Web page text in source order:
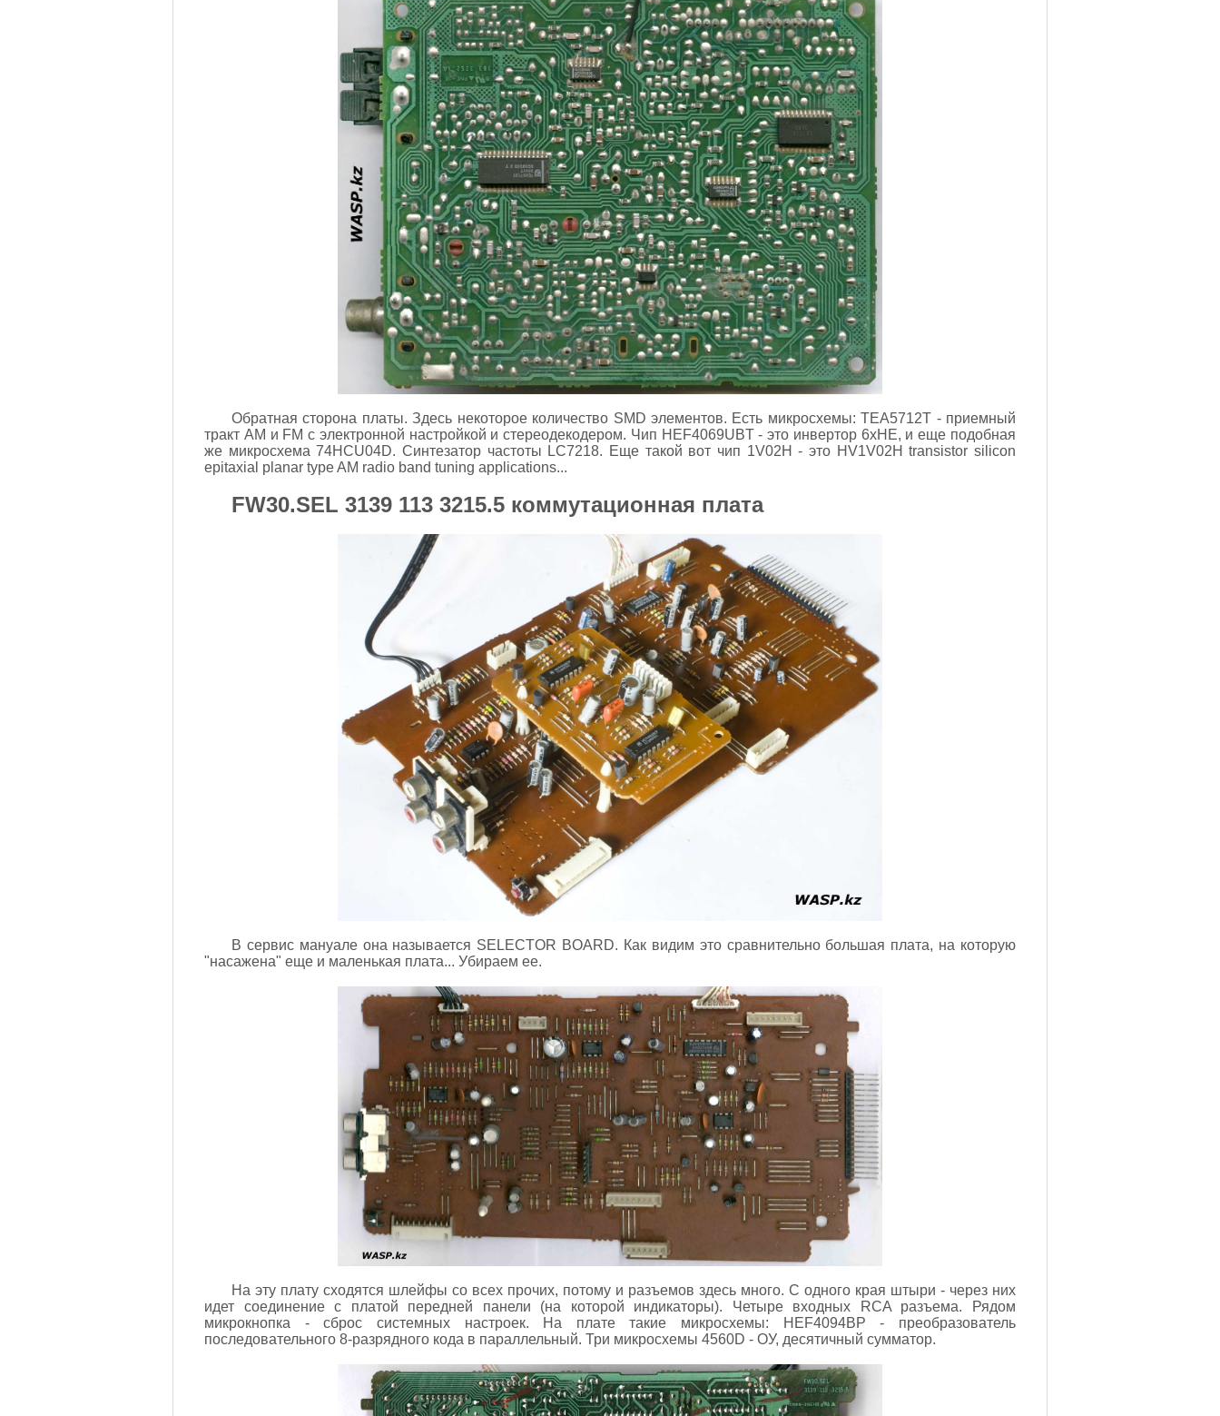
Обратная сторона платы. Здесь некоторое количество SMD элементов. Есть микросхемы: TEA5712T - приемный
тракт AM и FM с электронной настройкой и стереодекодером. Чип HEF4069UBT - это инвертор 6xНЕ, и еще подобная
же микросхема 74HCU04D. Синтезатор частоты LC7218. Еще такой вот чип 1V02H - это HV1V02H transistor silicon
epitaxial planar type AM radio band tuning applications...
FW30.SEL 3139 113 3215.5 коммутационная плата
В сервис мануале она называется SELECTOR BOARD. Как видим это сравнительно большая плата, на которую
"насажена" еще и маленькая плата... Убираем ее.
На эту плату сходятся шлейфы со всех прочих, потому и разъемов здесь много. С одного края штыри - через них
идет соединение с платой передней панели (на которой индикаторы). Четыре входных RCA разъема. Рядом
микрокнопка - сброс системных настроек. На плате такие микросхемы: HEF4094BP - преобразователь
последовательного 8-разрядного кода в параллельный. Три микросхемы 4560D - ОУ, десятичный сумматор.